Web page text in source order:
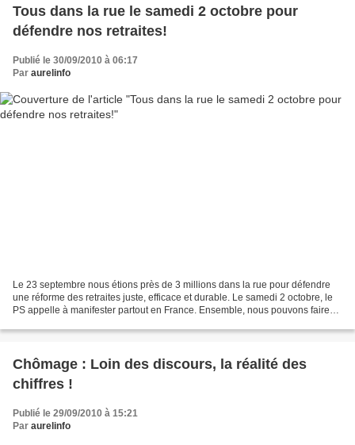
Tous dans la rue le samedi 2 octobre pour
défendre nos retraites!
Publié le 30/09/2010 à 06:17
Par aurelinfo
Le 23 septembre nous étions près de 3 millions dans la rue pour défendre
une réforme des retraites juste, efficace et durable. Le samedi 2 octobre, le
PS appelle à manifester partout en France. Ensemble, nous pouvons faire
Chômage : Loin des discours, la réalité des
chiffres !
Publié le 29/09/2010 à 15:21
Par aurelinfo